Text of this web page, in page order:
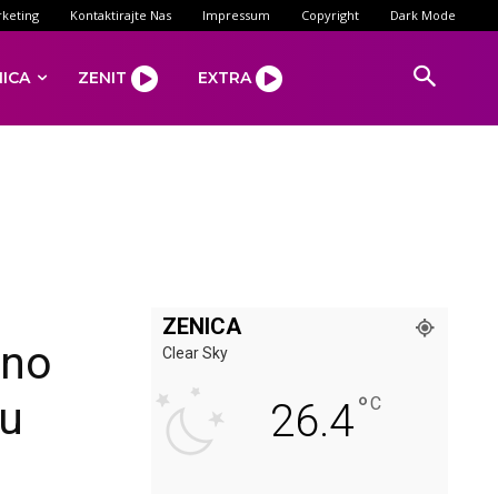
Kontaktirajte Nas Impressum Copyright Dark Mode
ZENIT EXTRA
ZENICA
Clear Sky
26.4°C